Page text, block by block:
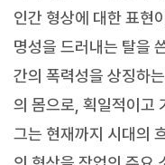
인간 형상에 대한 표현
명성을 드러내는 탈을
간의 폭력성을 상징하
의 몸으로, 획일적이고
그는 현재까지 시대의